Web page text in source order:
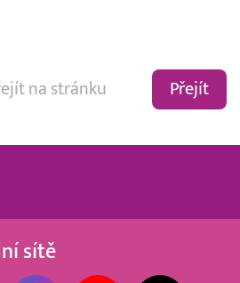
Přejít
sítě